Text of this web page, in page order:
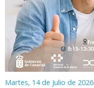
Martes, 14 de Julio de 2026